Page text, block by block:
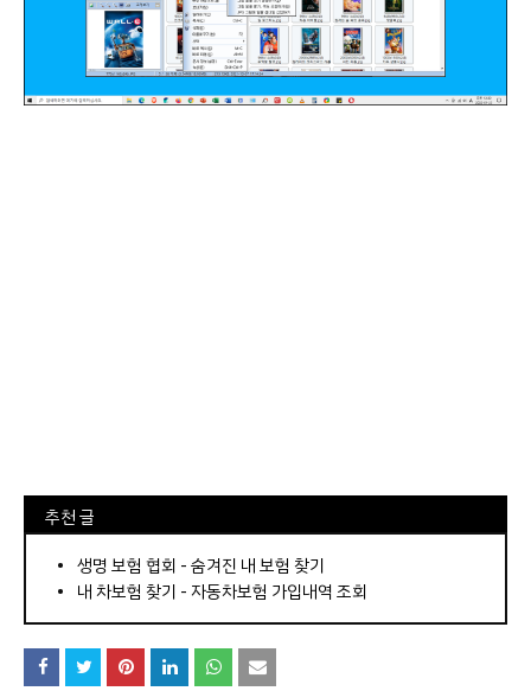
⠀추천 글
⠀­­­­­­­­؜؜؜؜­­­­­­­­؜؜؜؜• 생명 보험 협회 - 숨겨진 내 보험 찾기
내 차보험 찾기 - 자동차보험 가입내역 조회